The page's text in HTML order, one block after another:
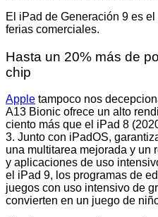
El iPad de Generación 9 es
ferias comerciales.
Hasta un 20% más de
chip
Apple tampoco nos
A13 Bionic ofrece un alto
ciento más que el iPad 8
3. Junto con iPadOS,
una multitarea mejorada y un
y aplicaciones de uso
el iPad 9, los programas de
juegos con uso intensivo de
convierten en un juego de